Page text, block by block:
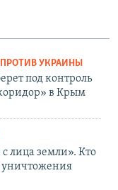
УКРАИНЫ
под контроль
в Крым
лица земли». Кто
уничтожения